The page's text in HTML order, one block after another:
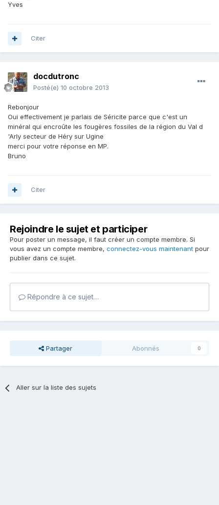
Yves
Citer
docdutronc
Posté(e) 10 octobre 2013
Rebonjour
Oui effectivement je parlais de Séricite parce que c'est un
minéral qui encroûte les fougères fossiles de la région du Val d
'Arly secteur de Héry sur Ugine
merci pour votre réponse en MP.
Bruno
Citer
Rejoindre le sujet et participer
Pour poster un message, il faut créer un compte membre. Si
vous avez un compte membre, connectez-vous maintenant pour
publier dans ce sujet.
Répondre à ce sujet…
Partager Abonnés 0
Aller sur la liste des sujets